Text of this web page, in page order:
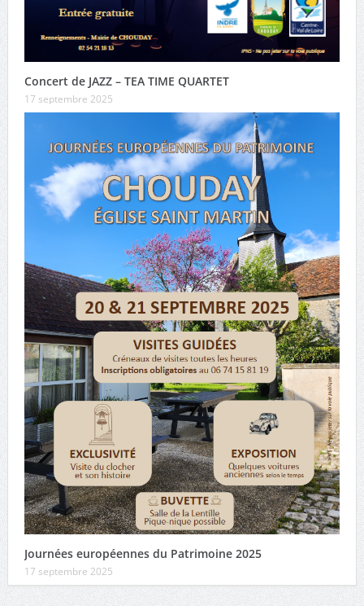
Concert de JAZZ – TEA TIME QUARTET
17 septembre 2025
Journées européennes du Patrimoine 2025
17 septembre 2025